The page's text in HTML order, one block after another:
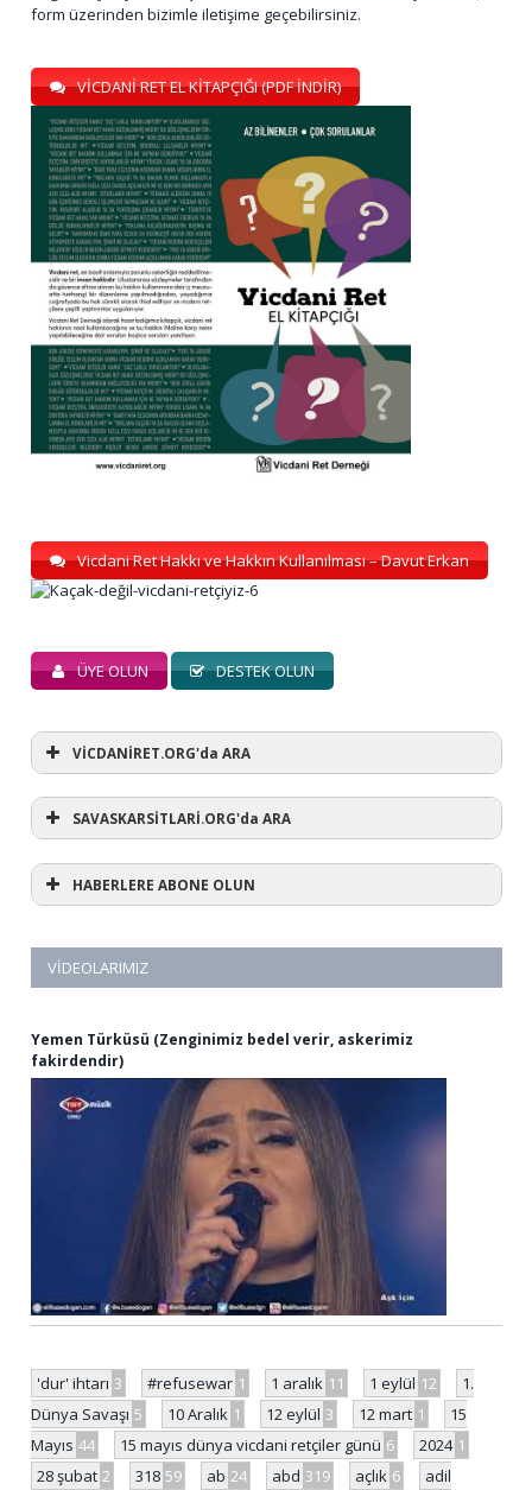
form üzerinden bizimle iletişime geçebilirsiniz.
VİCDANİ RET EL KİTAPÇIĞI (PDF İNDİR)
Vicdani Ret Hakkı ve Hakkın Kullanılması – Davut Erkan
ÜYE OLUN DESTEK OLUN
VİCDANİRET.ORG'da ARA
SAVASKARSİTLARİ.ORG'da ARA
HABERLERE ABONE OLUN
VIDEOLARIMIZ
Yemen Türküsü (Zenginimiz bedel verir, askerimiz
fakirdendir)
'dur' ihtarı 3 #refusewar 1 1 aralık 11 1 eylül 12
1.
Dünya Savaşı 5 10 Aralık 1 12 eylül 3 12 mart 1
15
Mayıs 44 15 mayıs dünya vicdani retçiler günü 6 2024 1
28 şubat 2 318 59 ab 24 abd 319 açlık 6 adil